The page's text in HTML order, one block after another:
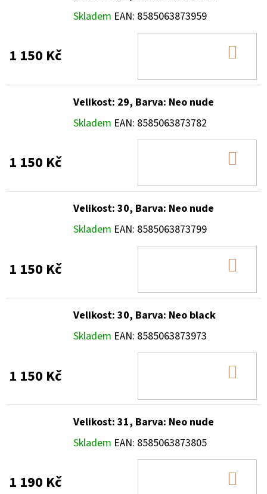
Skladem EAN: 8585063873959
1 150 Kč
Velikost: 29, Barva: Neo nude
Skladem EAN: 8585063873782
1 150 Kč
Velikost: 30, Barva: Neo nude
Skladem EAN: 8585063873799
1 150 Kč
Velikost: 30, Barva: Neo black
Skladem EAN: 8585063873973
1 150 Kč
Velikost: 31, Barva: Neo nude
Skladem EAN: 8585063873805
1 190 Kč